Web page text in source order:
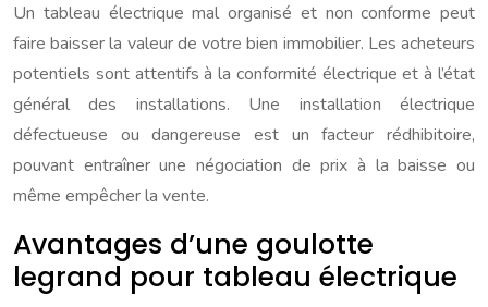
Un tableau électrique mal organisé et non conforme peut
faire baisser la valeur de votre bien immobilier. Les acheteurs
potentiels sont attentifs à la conformité électrique et à l’état
général des installations. Une installation électrique
défectueuse ou dangereuse est un facteur rédhibitoire,
pouvant entraîner une négociation de prix à la baisse ou
même empêcher la vente.
Avantages d’une goulotte
legrand pour tableau électrique